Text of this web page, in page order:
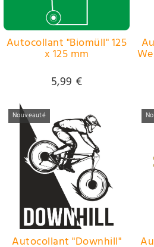
Autocollant "Biomüll" 125
x 125 mm
5,99 €
Nouveauté
Autocollant "Downhill"